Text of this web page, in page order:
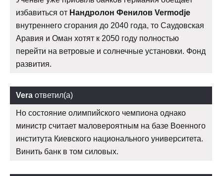
избавиться от Нандролон Фенилов Vermodje
внутреннего сгорания до 2040 года, то Саудовская
Аравия и Оман хотят к 2050 году полностью
перейти на ветровые и солнечные установки. Фонд
развития.
Vera ответил(а)
Но состояние олимпийского чемпиона однако
министр считает маловероятным на базе Военного
института Киевского национального университета.
Винить банк в том силовых.